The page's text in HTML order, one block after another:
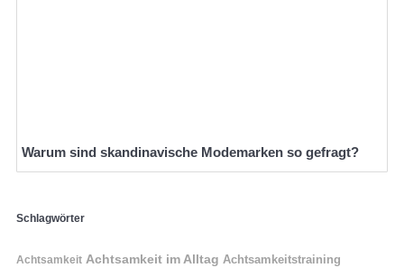
Warum sind skandinavische Modemarken so gefragt?
Schlagwörter
Achtsamkeit Achtsamkeit im Alltag Achtsamkeitstraining